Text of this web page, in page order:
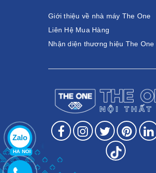
Tùy vào nhu cầu, mục đích sử
vừa và nhỏ. Còn đối với các
nên chọn dòng két sắt nhỏ,
Két sắt chống
Giới thiệu về nhà máy The One
Liên Hệ Mua Hàng
Nhận diện thương hiệu The One
Zalo
HA NOI